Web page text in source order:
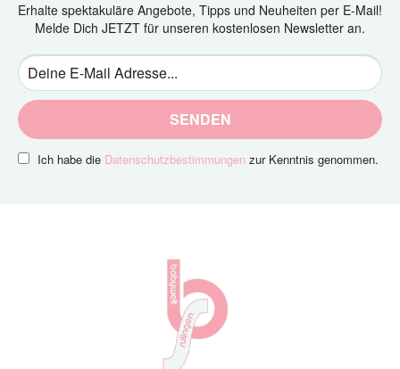
Erhalte spektakuläre Angebote, Tipps und Neuheiten per E-Mail!
Melde Dich JETZT für unseren kostenlosen Newsletter an.
SENDEN
Ich habe die Datenschutzbestimmungen zur Kenntnis genommen.